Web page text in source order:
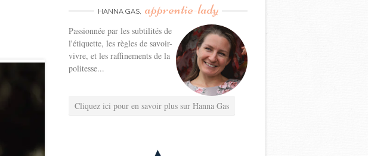
HANNA GAS, apprentie-lady
Passionnée par les subtilités de
l'étiquette, les règles de savoir-
vivre, et les raffinements de la
politesse...
Cliquez ici pour en savoir plus sur Hanna Gas